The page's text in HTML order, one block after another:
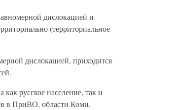
дислокацией и
(территориальное
дислокацией, приходится
русское население, так и
в ПриВО, области Коми,